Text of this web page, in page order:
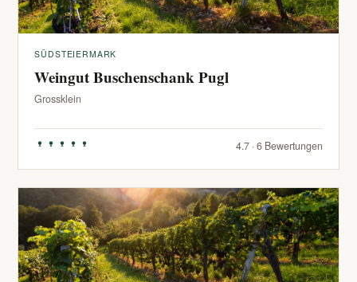
SÜDSTEIERMARK
Weingut Buschenschank Pugl
Grossklein
4.7 · 6 Bewertungen